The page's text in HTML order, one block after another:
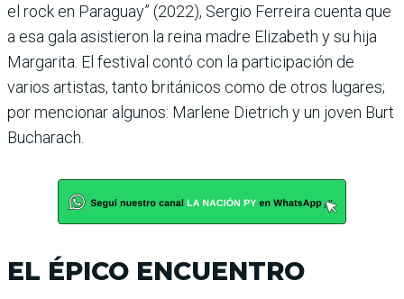
el rock en Paraguay” (2022), Sergio Ferreira cuenta que
a esa gala asistieron la reina madre Elizabeth y su hija
Margarita. El festival contó con la participación de
varios artistas, tanto británicos como de otros lugares;
por mencionar algunos: Marlene Dietrich y un joven Burt
Bucharach.
EL ÉPICO ENCUENTRO